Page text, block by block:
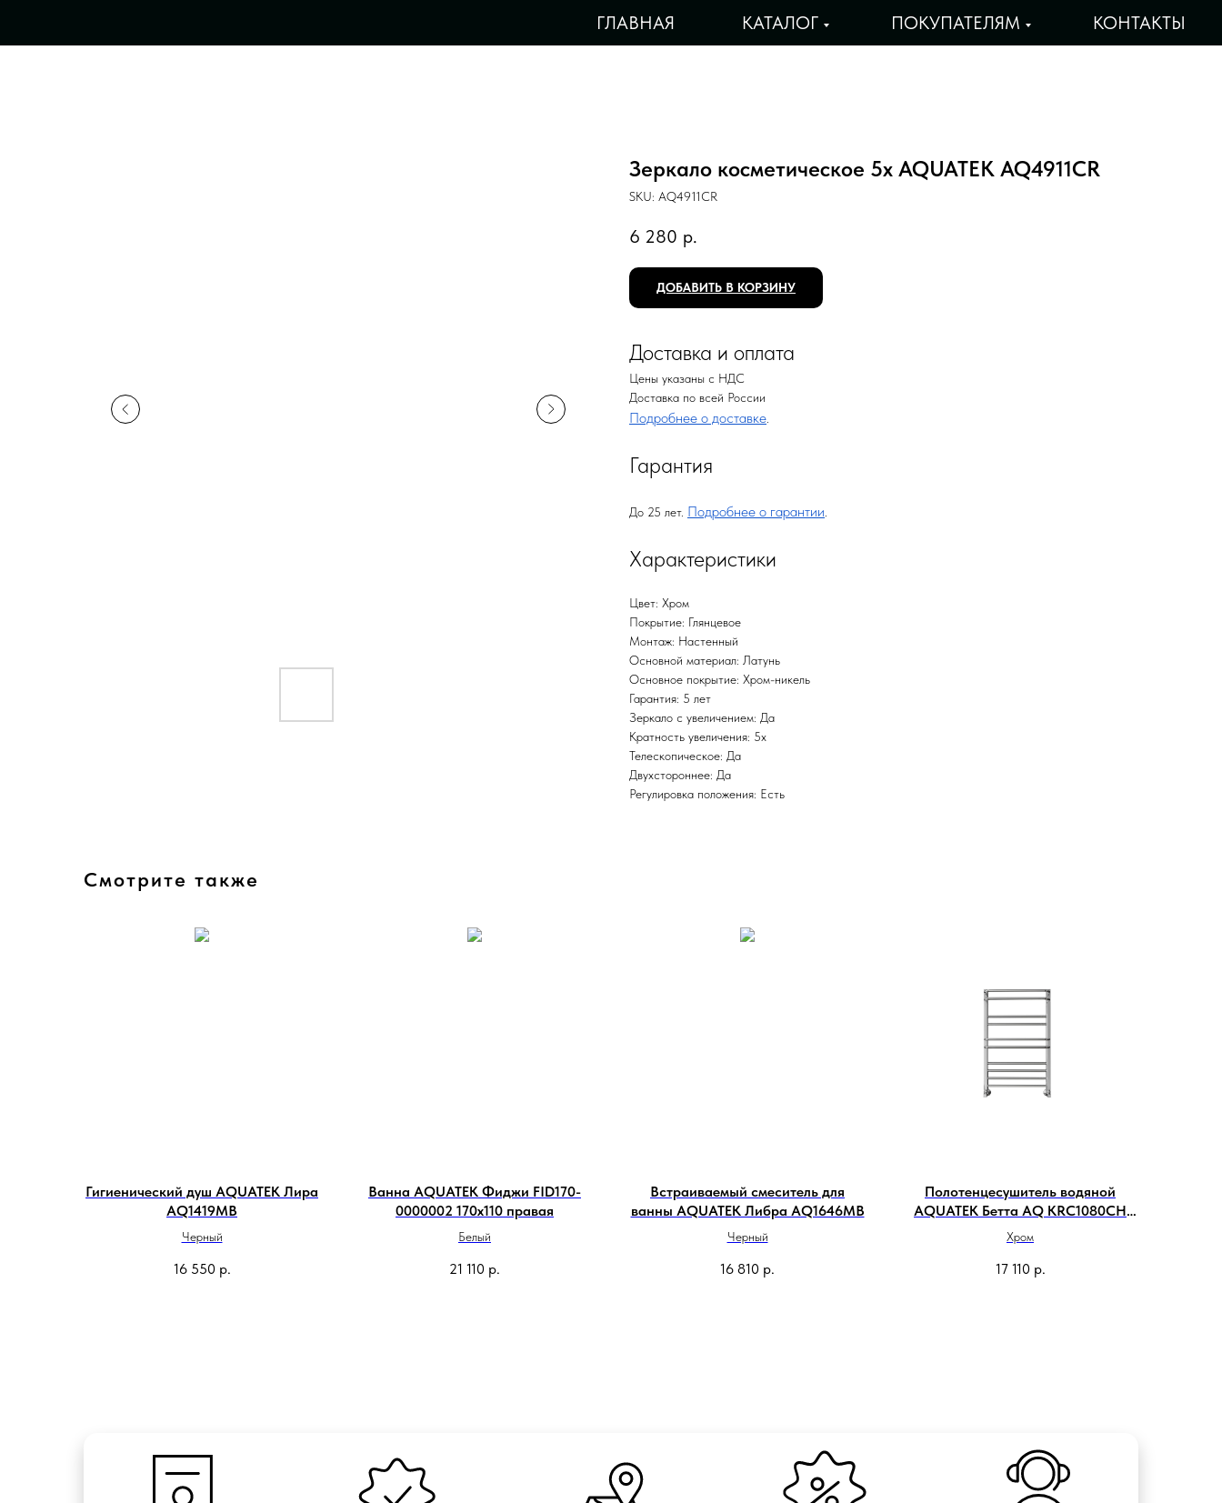
ГЛАВНАЯ КАТАЛОГ ПОКУПАТЕЛЯМ КОНТАКТЫ
Зеркало косметическое 5х AQUATEK AQ4911CR
SKU: AQ4911CR
6 280 р.
ДОБАВИТЬ В КОРЗИНУ
Доставка и оплата
Цены указаны с НДС
Доставка по всей России
Подробнее о доставке
Гарантия
До 25 лет. Подробнее о гарантии
Характеристики
Цвет: Хром
Покрытие: Глянцевое
Монтаж: Настенный
Основной материал: Латунь
Основное покрытие: Хром-никель
Гарантия: 5 лет
Зеркало с увеличением: Да
Кратность увеличения: 5х
Телескопическое: Да
Двухстороннее: Да
Регулировка положения: Есть
Смотрите также
Гигиенический душ AQUATEK Лира
AQ1419MB
Черный
16 550 р.
Ванна AQUATEK Фиджи FID170-
0000002 170х110 правая
Белый
21 110 р.
Встраиваемый смеситель для
ванны AQUATEK Либра AQ1646MB
Черный
16 810 р.
Полотенцесушитель водяной
AQUATEK Бетта AQ KRC1080CH
50х80
Хром
17 110 р.